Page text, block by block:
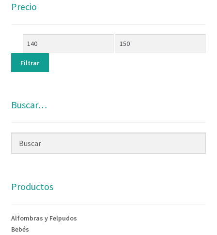
Precio
Filtrar
Buscar…
Productos
Alfombras y Felpudos
Bebés